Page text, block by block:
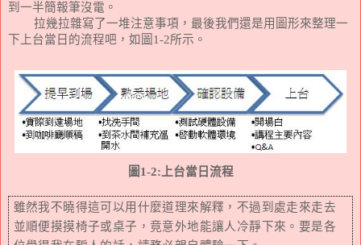
到一半簡報筆沒電。
拉幾拉雜寫了一堆注意事項，最後我們還是用圖形來整理一
下上台當日的流程吧，如圖 1-2所示。
圖1-2: 上台當日流程
雖然我不曉得這可以用什麼道理來解釋，不過到處走來走去
並順便摸摸椅子或桌子，竟意外地能讓人冷靜下來。要是各